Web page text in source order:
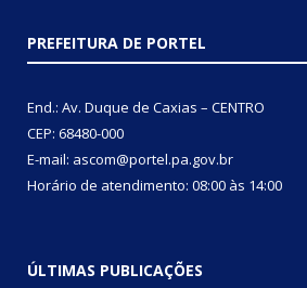
PREFEITURA DE PORTEL
End.: Av. Duque de Caxias – CENTRO
CEP: 68480-000
E-mail: ascom@portel.pa.gov.br
Horário de atendimento: 08:00 às 14:00
ÚLTIMAS PUBLICAÇÕES